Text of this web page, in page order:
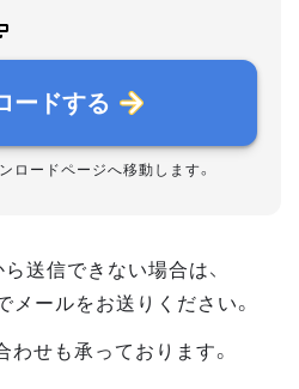
ードする
ロードページへ移動します。
送信できない場合は、
メールをお送りください。
せも承っております。